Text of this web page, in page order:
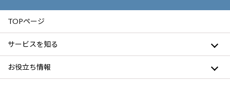
TOPページ
サービスを知る
お役立ち情報